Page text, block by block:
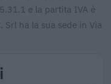
e la partita IVA è
Srl ha la sua sede in Via